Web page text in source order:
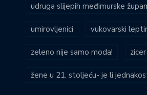
udruga slijepih međimurske
umirovljenici vukovarski
zeleno nije samo moda! zicer
žene u 21. stoljeću- je li